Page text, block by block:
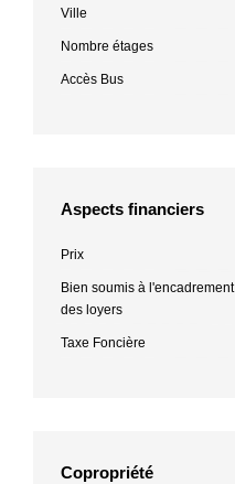
Ville
Nombre étages
Accès Bus
Aspects financiers
Prix
Bien soumis à l'encadrement
des loyers
Taxe Foncière
Copropriété